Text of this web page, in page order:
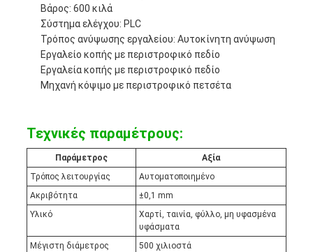
Βάρος: 600 κιλά
Σύστημα ελέγχου: PLC
Τρόπος ανύψωσης εργαλείου: Αυτοκίνητη ανύψωση
Εργαλείο κοπής με περιστροφικό πεδίο
Εργαλεία κοπής με περιστροφικό πεδίο
Μηχανή κόψιμο με περιστροφικό πετσέτα
Τεχνικές παραμέτρους:
Παράμετρος
Αξία
Τρόπος λειτουργίας
Αυτοματοποιημένο
Ακριβότητα
±0,1 mm
Υλικό
Χαρτί, ταινία, φύλλο, μη υφασμένα
υφάσματα
Μέγιστη διάμετρος
500 χιλιοστά